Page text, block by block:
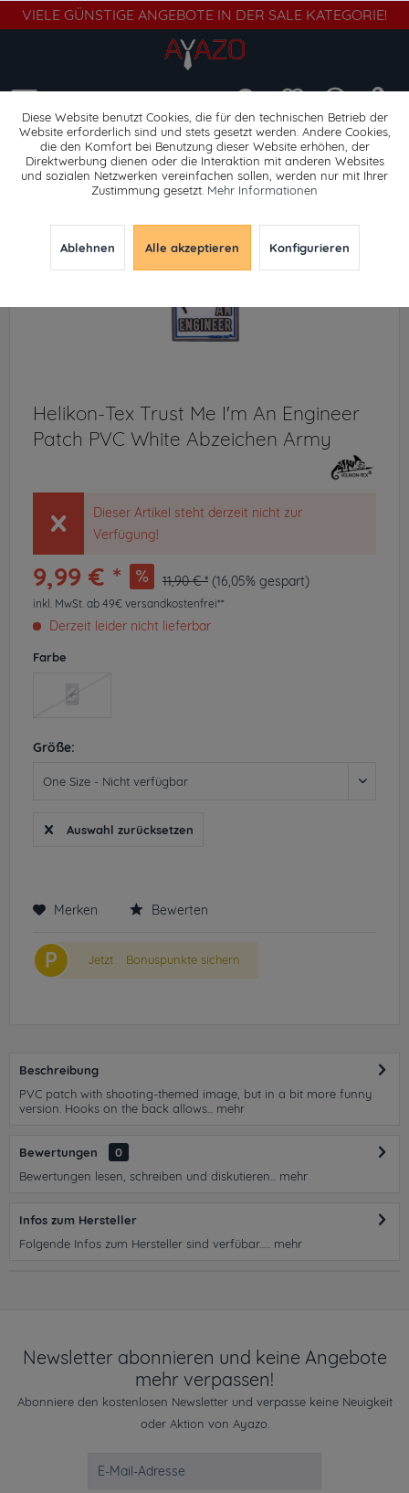
VIELE GÜNSTIGE ANGEBOTE IN DER SALE KATEGORIE!
Abzeichen
Helikon-Tex Trust Me I'm An Engineer
Patch PVC White Abzeichen Army
Dieser Artikel steht derzeit nicht zur
Verfügung!
9,99 € * 11,90 € * (16,05% gespart)
inkl. MwSt. ab 49€ versandkostenfrei**
Derzeit leider nicht lieferbar
Farbe
Größe:
Auswahl zurücksetzen
Merken Bewerten
P Jetzt Bonuspunkte sichern
Beschreibung
PVC patch with shooting-themed image, but in a bit more funny
version. Hooks on the back allows...
mehr
Bewertungen
0
Bewertungen lesen, schreiben und diskutieren...
mehr
Infos zum Hersteller
Folgende Infos zum Hersteller sind verfübar...... mehr
Newsletter abonnieren und keine Angebote
mehr verpassen!
Abonniere den kostenlosen Newsletter und verpasse keine Neuigkeit
oder Aktion von Ayazo.
Diese Website benutzt Cookies, die für den technischen Betrieb der
Website erforderlich sind und stets gesetzt werden. Andere Cookies,
die den Komfort bei Benutzung dieser Website erhöhen, der
Direktwerbung dienen oder die Interaktion mit anderen Websites
und sozialen Netzwerken vereinfachen sollen, werden nur mit Ihrer
Zustimmung gesetzt. Mehr Informationen
Ablehnen Alle akzeptieren Konfigurieren